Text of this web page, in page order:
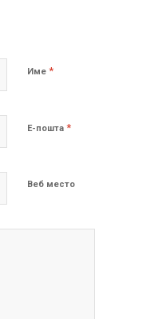
Име *
Е-пошта *
Веб место